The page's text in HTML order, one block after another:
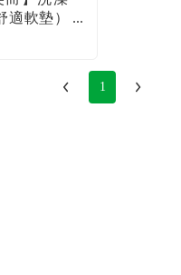
適軟墊）
直送）
1